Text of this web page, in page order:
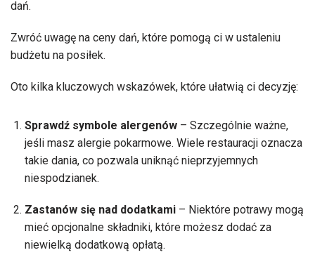
dań.
Zwróć uwagę na ceny dań, które pomogą ci w ustaleniu
budżetu na posiłek.
Oto kilka kluczowych wskazówek, które ułatwią ci decyzję:
Sprawdź symbole alergenów – Szczególnie ważne,
jeśli masz alergie pokarmowe. Wiele restauracji oznacza
takie dania, co pozwala uniknąć nieprzyjemnych
niespodzianek.
Zastanów się nad dodatkami – Niektóre potrawy mogą
mieć opcjonalne składniki, które możesz dodać za
niewielką dodatkową opłatą.